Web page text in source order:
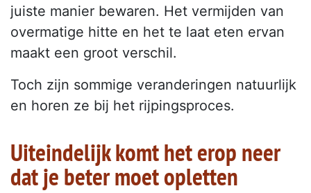
juiste manier bewaren. Het vermijden van
overmatige hitte en het te laat eten ervan
maakt een groot verschil.
Toch zijn sommige veranderingen natuurlijk
en horen ze bij het rijpingsproces.
Uiteindelijk komt het erop neer
dat je beter moet opletten